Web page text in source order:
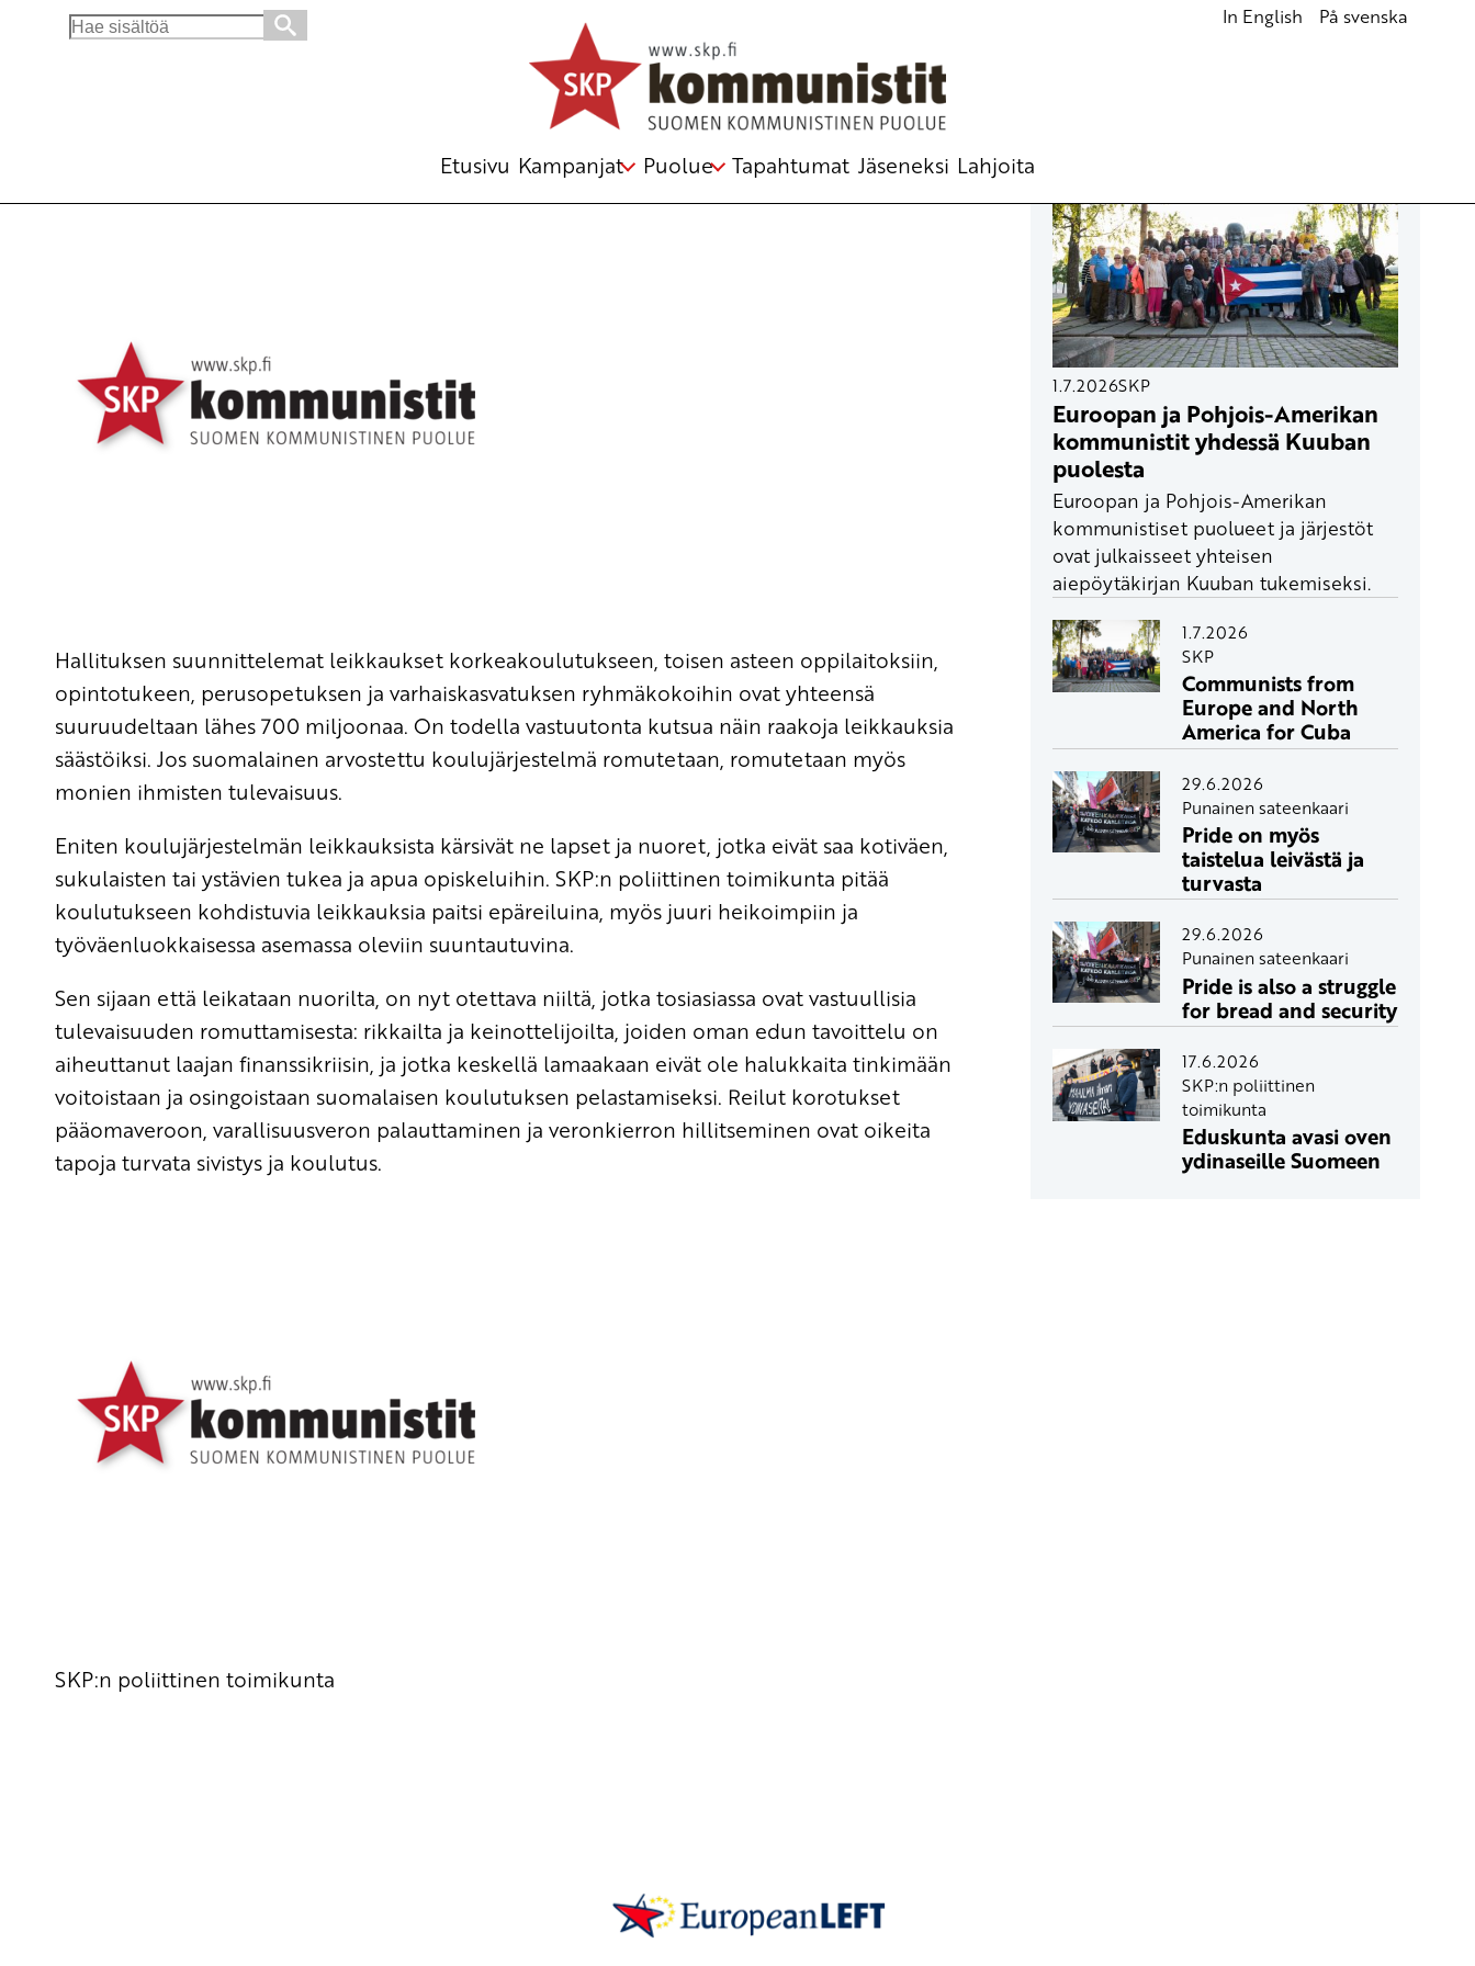
Search
In English På svenska
Etusivu Kampanjat Puolue Tapahtumat Jäseneksi Lahjoita
Hallituksen suunnittelemat leikkaukset korkeakoulutukseen, toisen asteen oppilaitoksiin,
opintotukeen, perusopetuksen ja varhaiskasvatuksen ryhmäkokoihin ovat yhteensä
suuruudeltaan lähes 700 miljoonaa. On todella vastuutonta kutsua näin raakoja leikkauksia
säästöiksi. Jos suomalainen arvostettu koulujärjestelmä romutetaan, romutetaan myös
monien ihmisten tulevaisuus.
Eniten koulujärjestelmän leikkauksista kärsivät ne lapset ja nuoret, jotka eivät saa kotiväen,
sukulaisten tai ystävien tukea ja apua opiskeluihin. SKP:n poliittinen toimikunta pitää
koulutukseen kohdistuvia leikkauksia paitsi epäreiluina, myös juuri heikoimpiin ja
työväenluokkaisessa asemassa oleviin suuntautuvina.
Sen sijaan että leikataan nuorilta, on nyt otettava niiltä, jotka tosiasiassa ovat vastuullisia
tulevaisuuden romuttamisesta: rikkailta ja keinottelijoilta, joiden oman edun tavoittelu on
aiheuttanut laajan finanssikriisin, ja jotka keskellä lamaakaan eivät ole halukkaita tinkimään
voitoistaan ja osingoistaan suomalaisen koulutuksen pelastamiseksi. Reilut korotukset
pääomaveroon, varallisuusveron palauttaminen ja veronkierron hillitseminen ovat oikeita
tapoja turvata sivistys ja koulutus.
SKP:n poliittinen toimikunta
1.7.2026SKP
Euroopan ja Pohjois-Amerikan
kommunistit yhdessä Kuuban
puolesta
Euroopan ja Pohjois-Amerikan
kommunistiset puolueet ja järjestöt
ovat julkaisseet yhteisen
aiepöytäkirjan Kuuban tukemiseksi.
1.7.2026
SKP
Communists from
Europe and North
America for Cuba
29.6.2026
Punainen sateenkaari
Pride on myös
taistelua leivästä ja
turvasta
29.6.2026
Punainen sateenkaari
Pride is also a struggle
for bread and security
17.6.2026
SKP:n poliittinen
toimikunta
Eduskunta avasi oven
ydinaseille Suomeen